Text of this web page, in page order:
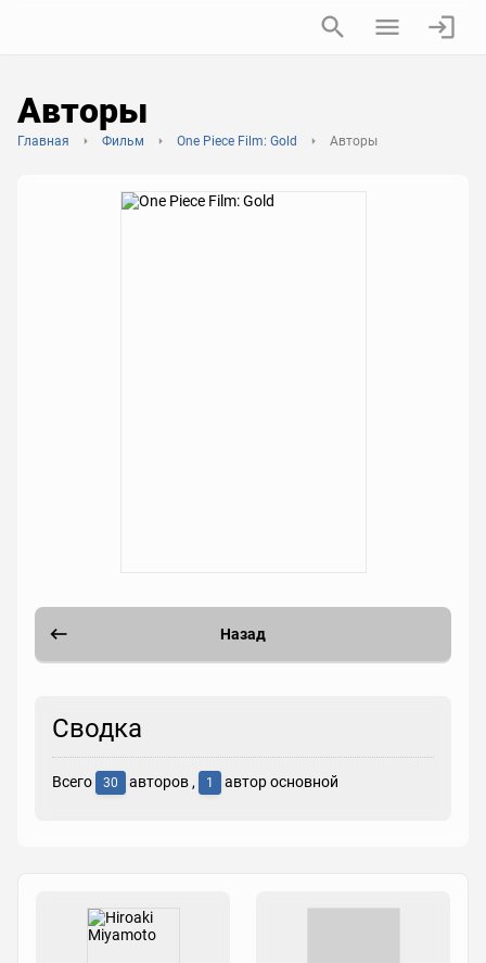
Авторы
Главная Фильм One Piece Film: Gold Авторы
Назад
Сводка
Всего 30 авторов , 1 автор основной